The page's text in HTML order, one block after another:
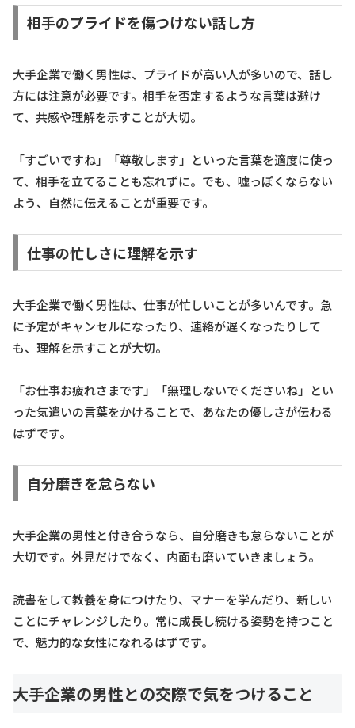
相手のプライドを傷つけない話し方
大手企業で働く男性は、プライドが高い人が多いので、話し
方には注意が必要です。相手を否定するような言葉は避け
て、共感や理解を示すことが大切。
「すごいですね」「尊敬します」といった言葉を適度に使っ
て、相手を立てることも忘れずに。でも、嘘っぽくならない
よう、自然に伝えることが重要です。
仕事の忙しさに理解を示す
大手企業で働く男性は、仕事が忙しいことが多いんです。急
に予定がキャンセルになったり、連絡が遅くなったりして
も、理解を示すことが大切。
「お仕事お疲れさまです」「無理しないでくださいね」とい
った気遣いの言葉をかけることで、あなたの優しさが伝わる
はずです。
自分磨きを怠らない
大手企業の男性と付き合うなら、自分磨きも怠らないことが
大切です。外見だけでなく、内面も磨いていきましょう。
読書をして教養を身につけたり、マナーを学んだり、新しい
ことにチャレンジしたり。常に成長し続ける姿勢を持つこと
で、魅力的な女性になれるはずです。
大手企業の男性との交際で気をつけること